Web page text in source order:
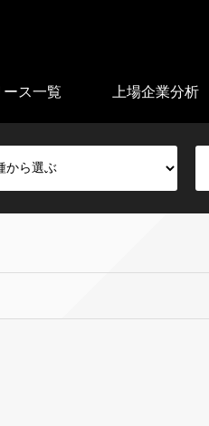
ス一覧 上場企業分析